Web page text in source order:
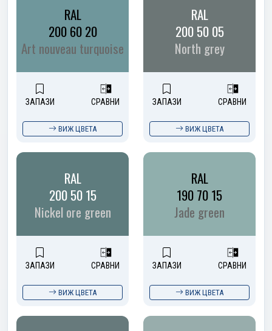
RAL
200 60 20
Art nouveau turquoise
ЗАПАЗИ СРАВНИ
ВИЖ ЦВЕТА
RAL
200 50 05
North grey
ЗАПАЗИ СРАВНИ
ВИЖ ЦВЕТА
RAL
200 50 15
Nickel ore green
ЗАПАЗИ СРАВНИ
ВИЖ ЦВЕТА
RAL
190 70 15
Jade green
ЗАПАЗИ СРАВНИ
ВИЖ ЦВЕТА